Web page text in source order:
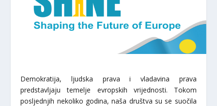
Demokratija, ljudska prava i vladavina prava
predstavljaju temelje evropskih vrijednosti. Tokom
posljednjih nekoliko godina, naša društva su se suočila